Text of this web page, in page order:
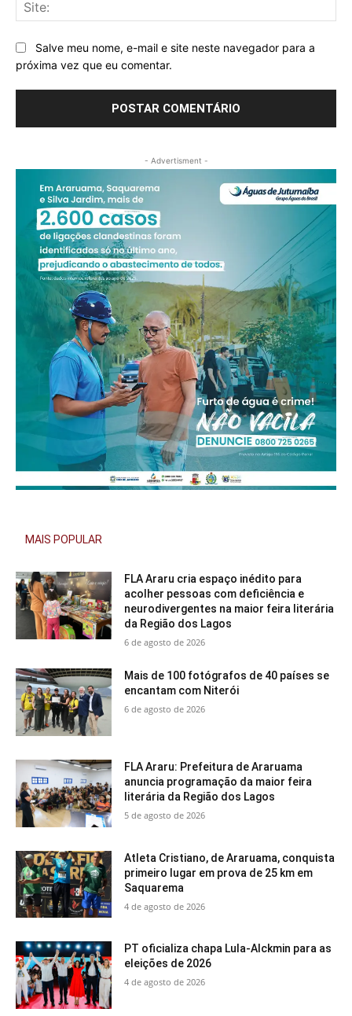
Salve meu nome, e-mail e site neste navegador para a
próxima vez que eu comentar.
- Advertisment -
MAIS POPULAR
FLA Araru cria espaço inédito para
acolher pessoas com deficiência e
neurodivergentes na maior feira literária
da Região dos Lagos
6 de agosto de 2026
Mais de 100 fotógrafos de 40 países se
encantam com Niterói
6 de agosto de 2026
FLA Araru: Prefeitura de Araruama
anuncia programação da maior feira
literária da Região dos Lagos
5 de agosto de 2026
Atleta Cristiano, de Araruama, conquista
primeiro lugar em prova de 25 km em
Saquarema
4 de agosto de 2026
PT oficializa chapa Lula-Alckmin para as
eleições de 2026
4 de agosto de 2026